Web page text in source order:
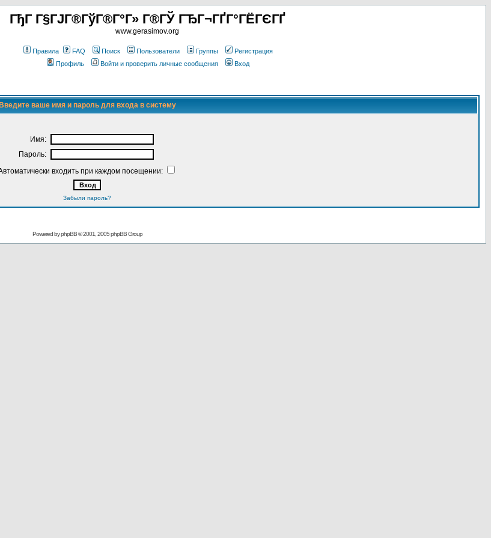
ГђГ Г§ГЈГ®ГўГ®Г°Г» Г®ГЎ ГЂГ¬ГҐГ°ГЁГЄГҐ
www.gerasimov.org
Правила FAQ Поиск Пользователи Группы
Регистрация
Профиль
Войти и проверить личные сообщения Вход
Введите ваше имя и пароль для входа в систему
Имя:
Пароль:
входить при каждом посещении:
Забыли пароль?
Powered byphpBB© 2001, 2005 phpBB Group